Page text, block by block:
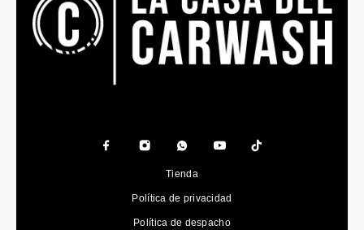
Tienda
Política de privacidad
Política de despacho